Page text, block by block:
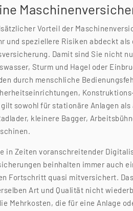
Vorteil der
und speziellere Risiken abdeckt als
Damit sind Sie nicht
Sturm und Hagel oder
durch menschliche
gilt sowohl für stationäre Anlagen
kleinere Bagger,
in Zeiten voranschreitender
beinhalten immer auch
Fortschritt quasi mitversichert.
Art und Qualität nicht
Mehrkosten, die für eine Anlage